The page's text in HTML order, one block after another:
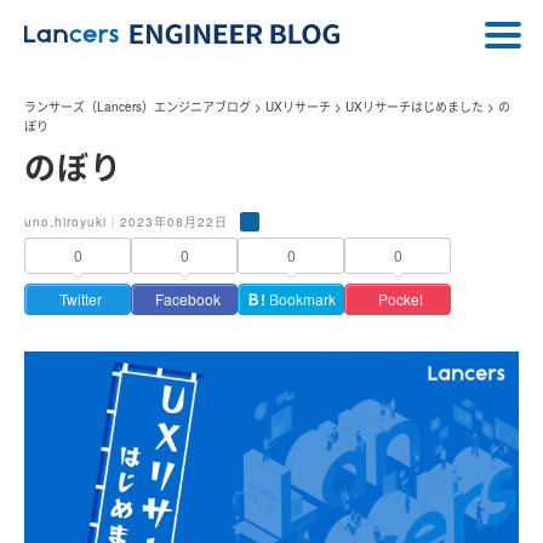
ランサーズ（Lancers）エンジニアブログ > UXリサーチ > UXリサーチはじめました > の
ぼり
のぼり
uno.hiroyuki｜2023年08月22日
0
Twitter
0
Facebook
0
Ｂ! Bookmark
0
Pocket